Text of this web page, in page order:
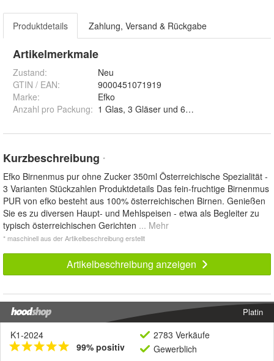
Produktdetails Zahlung, Versand & Rückgabe
Artikelmerkmale
Zustand:
Neu
GTIN / EAN:
9000451071919
Marke:
Efko
Anzahl pro Packung: 1 Glas, 3 Gläser und 6 Gläser
Kurzbeschreibung *
Efko Birnenmus pur ohne Zucker 350ml Österreichische Spezialität -
3 Varianten Stückzahlen Produktdetails Das fein-fruchtige Birnenmus
PUR von efko besteht aus 100% österreichischen Birnen. Genießen
Sie es zu diversen Haupt- und Mehlspeisen - etwa als Begleiter zu
typisch österreichischen Gerichten ... Mehr
* maschinell aus der Artikelbeschreibung erstellt
Artikelbeschreibung anzeigen
Platin
K1-2024
99% positiv
2783 Verkäufe
Gewerblich